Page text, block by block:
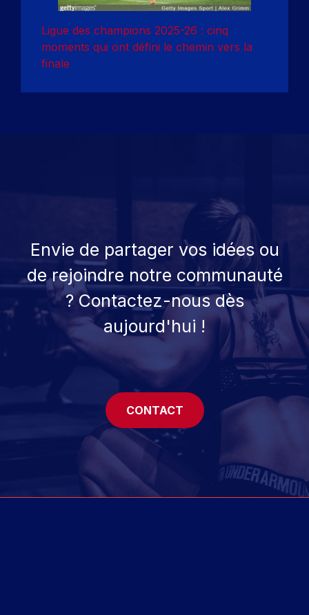
Ligue des champions 2025-26 : cinq
moments qui ont défini le chemin vers la
finale
Envie de partager vos idées ou
de rejoindre notre communauté
? Contactez-nous dès
aujourd'hui !
CONTACT